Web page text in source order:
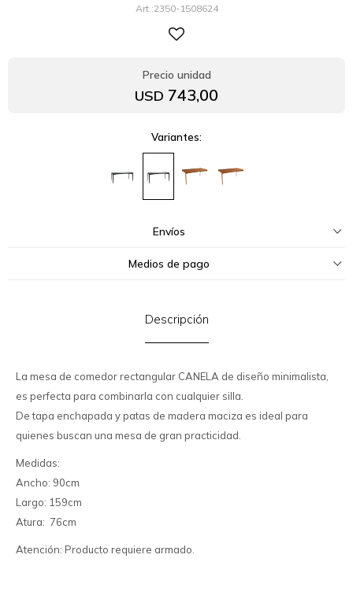
2350-1508624
USD 743,00
Variantes:
Envíos
Medios de pago
Descripción
La mesa de comedor rectangular CANELA de diseño minimalista,
es perfecta para combinarla con cualquier silla.
De tapa enchapada y patas de madera maciza es ideal para
quienes buscan una mesa de gran practicidad.
Medidas:
Ancho: 90cm
Largo: 159cm
Atura: 76cm
Atención: Producto requiere armado.